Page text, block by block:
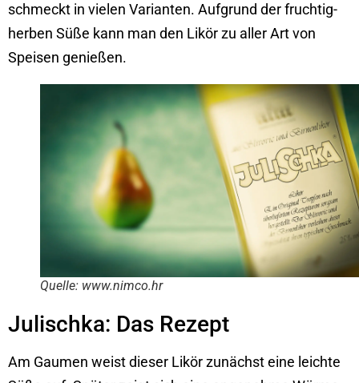
schmeckt in vielen Varianten. Aufgrund der fruchtig-
herben Süße kann man den Likör zu aller Art von
Speisen genießen.
Quelle: www.nimco.hr
Julischka: Das Rezept
Am Gaumen weist dieser Likör zunächst eine leichte